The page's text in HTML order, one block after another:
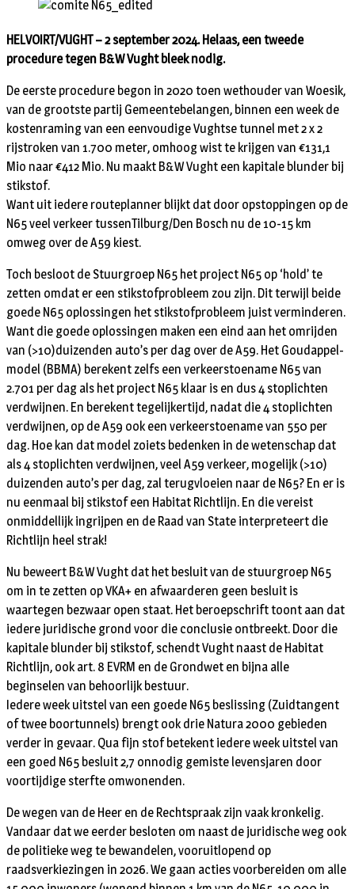
HELVOIRT/VUGHT – 2 september 2024. Helaas, een tweede
procedure tegen B&W Vught bleek nodig.
De eerste procedure begon in 2020 toen wethouder van Woesik,
van de grootste partij Gemeentebelangen, binnen een week de
kostenraming van een eenvoudige Vughtse tunnel met 2 x 2
rijstroken van 1.700 meter, omhoog wist te krijgen van €131,1
Mio naar €412 Mio. Nu maakt B&W Vught een kapitale blunder bij
stikstof.
Want uit iedere routeplanner blijkt dat door opstoppingen op de
N65 veel verkeer tussenTilburg/Den Bosch nu de 10-15 km
omweg over de A59 kiest.
Toch besloot de Stuurgroep N65 het project N65 op ‘hold’ te
zetten omdat er een stikstofprobleem zou zijn. Dit terwijl beide
goede N65 oplossingen het stikstofprobleem juist verminderen.
Want die goede oplossingen maken een eind aan het omrijden
van (>10)duizenden auto’s per dag over de A59. Het Goudappel-
model (BBMA) berekent zelfs een verkeerstoename N65 van
2.701 per dag als het project N65 klaar is en dus 4 stoplichten
verdwijnen. En berekent tegelijkertijd, nadat die 4 stoplichten
verdwijnen, op de A59 ook een verkeerstoename van 550 per
dag. Hoe kan dat model zoiets bedenken in de wetenschap dat
als 4 stoplichten verdwijnen, veel A59 verkeer, mogelijk (>10)
duizenden auto’s per dag, zal terugvloeien naar de N65? En er is
nu eenmaal bij stikstof een Habitat Richtlijn. En die vereist
onmiddellijk ingrijpen en de Raad van State interpreteert die
Richtlijn heel strak!
Nu beweert B&W Vught dat het besluit van de stuurgroep N65
om in te zetten op VKA+ en afwaarderen geen besluit is
waartegen bezwaar open staat. Het beroepschrift toont aan dat
iedere juridische grond voor die conclusie ontbreekt. Door die
kapitale blunder bij stikstof, schendt Vught naast de Habitat
Richtlijn, ook art. 8 EVRM en de Grondwet en bijna alle
beginselen van behoorlijk bestuur.
Iedere week uitstel van een goede N65 beslissing (Zuidtangent
of twee boortunnels) brengt ook drie Natura 2000 gebieden
verder in gevaar. Qua fijn stof betekent iedere week uitstel van
een goed N65 besluit 2,7 onnodig gemiste levensjaren door
voortijdige sterfte omwonenden.
De wegen van de Heer en de Rechtspraak zijn vaak kronkelig.
Vandaar dat we eerder besloten om naast de juridische weg ook
de politieke weg te bewandelen, vooruitlopend op
raadsverkiezingen in 2026. We gaan acties voorbereiden om alle